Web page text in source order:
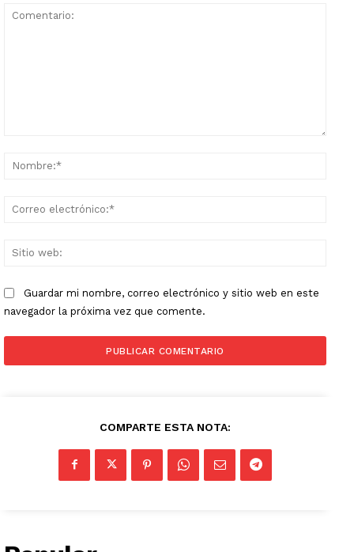
Guardar mi nombre, correo electrónico y sitio web en este
navegador la próxima vez que comente.
COMPARTE ESTA NOTA: